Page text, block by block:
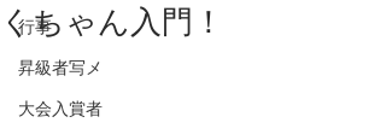
行事
昇級者写メ
大会入賞者
くちゃん入門！